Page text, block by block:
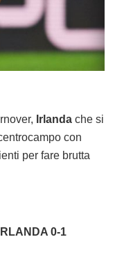
Irlanda che si
con
per fare brutta
0-1